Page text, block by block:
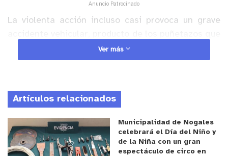
Anuncio Patrocinado
La violenta acción incluso casi provoca un grave
son propinados al chofer de la micro.
seguir increpando al agredido, este
último aprovechó el momento para abalanzar el
vehículo de pasajeros en contra de quien lo golpeó,
maniobra que puso en riesgo a transeúntes que
circulaban por el lugar y que gritaban “hay niños
Ver más
Artículos relacionados
Municipalidad de Nogales
celebrará el Día del Niño y
de la Niña con un gran
espectáculo de circo en